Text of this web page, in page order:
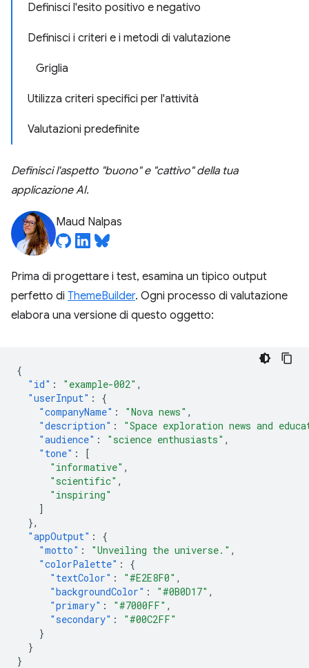
Definisci l'esito positivo e negativo
Definisci i criteri e i metodi di valutazione
Griglia
Utilizza criteri specifici per l'attività
Valutazioni predefinite
Definisci l'aspetto "buono" e "cattivo" della tua
applicazione AI.
Maud Nalpas
Prima di progettare i test, esamina un tipico output
perfetto di ThemeBuilder. Ogni processo di valutazione
elabora una versione di questo oggetto:
{
"id" : "example-002" ,
"userInput" :
{
"companyName" : "Nova news" ,
"description" :
"Space exploration news and
"audience" : "science enthusiasts" ,
"tone" :
[
"informative" ,
"scientific" ,
"inspiring"
]
},
"appOutput" :
{
"motto" : "Unveiling the universe." ,
"colorPalette" :
{
"textColor" : "#E2E8F0" ,
"backgroundColor" : "#0B0D17" ,
"primary" : "#7000FF" ,
"secondary" :
"#00C2FF"
}
}
}